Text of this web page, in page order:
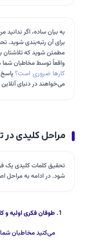
به بیان ساده، اگر
برای آن رتبه‌بندی شوید.
مطمئن شوید که تلاشتان
واقعاً توسط مخاطبان شما
کارها ضروری است؟
می‌خواهند در دنیای
مراحل کلیدی در
تحقیق کلمات کلیدی یک
شود. در ادامه به مراحل
طوفان فکری اولیه و
می‌کنید مخاطبان